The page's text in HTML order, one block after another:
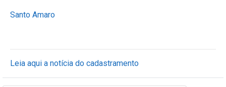
Santo Amaro
Leia aqui a notícia do cadastramento